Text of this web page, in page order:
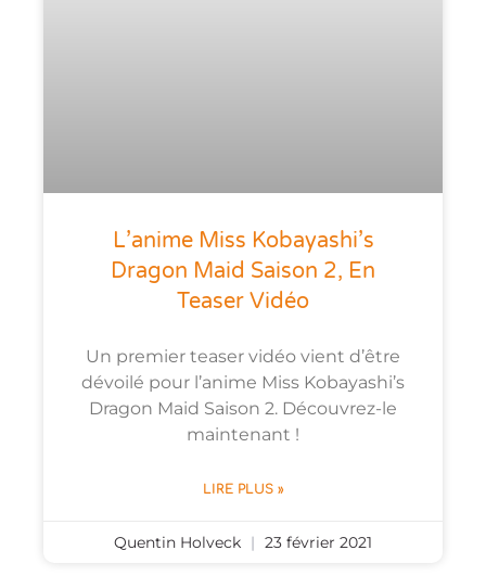
L’anime Miss Kobayashi’s
Dragon Maid Saison 2, En
Teaser Vidéo
Un premier teaser vidéo vient d’être
dévoilé pour l’anime Miss Kobayashi’s
Dragon Maid Saison 2. Découvrez-le
maintenant !
LIRE PLUS »
Quentin Holveck 23 février 2021